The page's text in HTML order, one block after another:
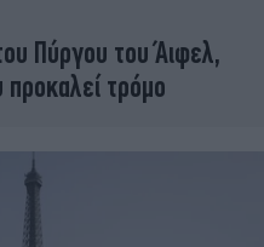
Πύργου του Άιφελ,
τρόμο